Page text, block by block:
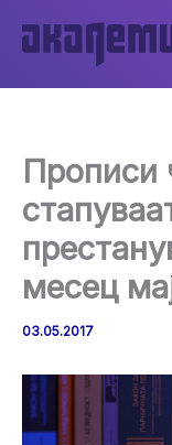
content
Прописи
месец
03.05.2017